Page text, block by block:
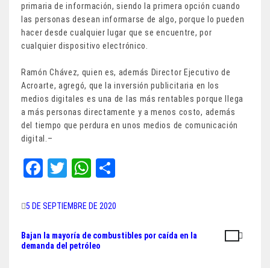
primaria de información, siendo la primera opción cuando
las personas desean informarse de algo, porque lo pueden
hacer desde cualquier lugar que se encuentre, por
cualquier dispositivo electrónico.
Ramón Chávez, quien es, además Director Ejecutivo de
Acroarte, agregó, que la inversión publicitaria en los
medios digitales es una de las más rentables porque llega
a más personas directamente y a menos costo, además
del tiempo que perdura en unos medios de comunicación
digital.–
Fa
bo
T
tt
W
ts
pp
e
5 DE SEPTIEMBRE DE 2020
Navegación
Bajan la mayoría de combustibles por caída en la
demanda del petróleo